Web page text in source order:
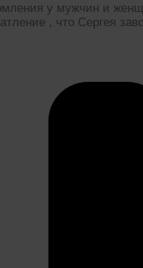
у мужчин и
, что Сергея